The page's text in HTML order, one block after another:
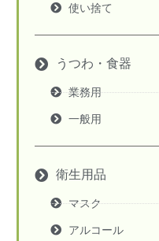
使い捨て
うつわ・食器
業務用
一般用
衛生用品
マスク
アルコール